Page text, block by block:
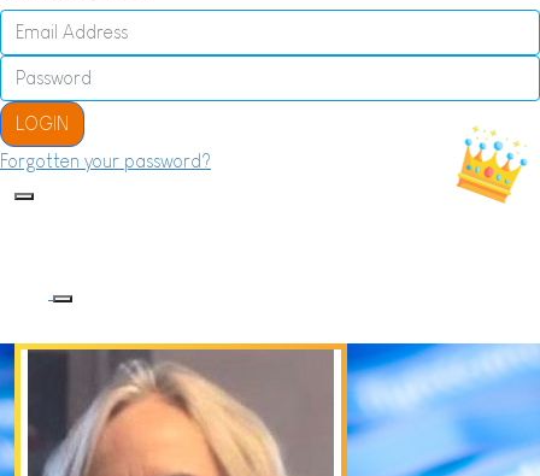
LOGIN
Forgotten your password?